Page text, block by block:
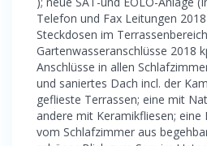
Telefon und Fax Leitungen
Steckdosen im
Gartenwasseranschlüsse 2018
Anschlüsse in allen
und saniertes Dach incl. der
geflieste Terrassen; eine mit
andere mit Keramikfliesen; eine
vom Schlafzimmer aus